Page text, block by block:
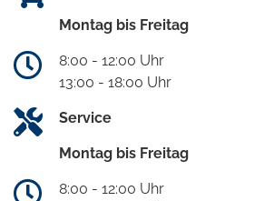
Montag bis Freitag
8:00 - 12:00 Uhr
13:00 - 18:00 Uhr
Service
Montag bis Freitag
8:00 - 12:00 Uhr